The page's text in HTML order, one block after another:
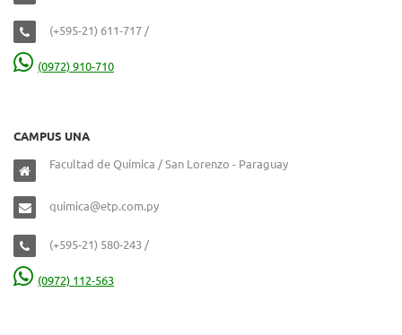
(+595-21) 611-717 /
(0972) 910-710
CAMPUS UNA
Facultad de Química / San Lorenzo - Paraguay
quimica@etp.com.py
(+595-21) 580-243 /
(0972) 112-563